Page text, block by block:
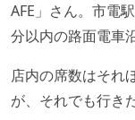
AFE」さん。市電
分以内の路面電車
店内の席数はそれ
が、それでも行き